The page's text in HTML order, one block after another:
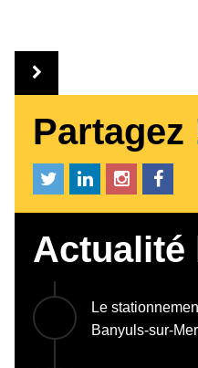
Partagez
Actualité
Le
Banyuls-sur-Mer